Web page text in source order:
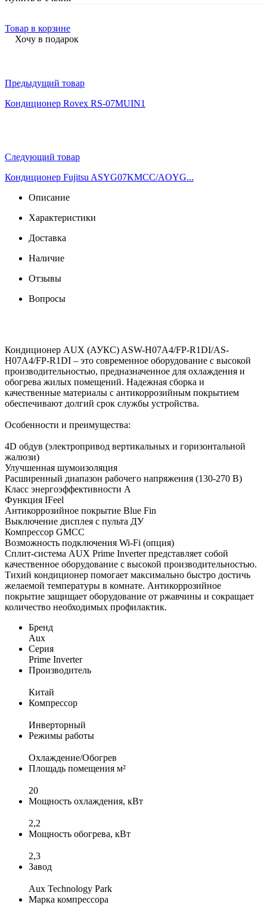
Товар в корзине
Хочу в подарок
Предыдущий товар
Кондиционер Rovex RS-07MUIN1
Следующий товар
Кондиционер Fujitsu ASYG07KMСС/AOYG...
Описание
Характеристики
Доставка
Наличие
Отзывы
Вопросы
Кондиционер AUX (АУКС) ASW-H07A4/FP-R1DI/AS-
H07A4/FP-R1DI – это современное оборудование с высокой
производительностью, предназначенное для охлаждения и
обогрева жилых помещений. Надежная сборка и
качественные материалы с антикоррозийным покрытием
обеспечивают долгий срок службы устройства.
Особенности и преимущества:
4D обдув (электропривод вертикальных и горизонтальной
жалюзи)
Улучшенная шумоизоляция
Расширенный диапазон рабочего напряжения (130-270 В)
Класс энергоэффективности А
Функция IFeel
Антикоррозийное покрытие Blue Fin
Выключение дисплея с пульта ДУ
Компрессор GMCC
Возможность подключения Wi-Fi (опция)
Сплит-система AUX Prime Inverter представляет собой
качественное оборудование с высокой производительностью.
Тихий кондиционер помогает максимально быстро достичь
желаемой температуры в комнате. Антикоррозийное
покрытие защищает оборудование от ржавчины и сокращает
количество необходимых профилактик.
Бренд
Aux
Серия
Prime Inverter
Производитель
Китай
Компрессор
Инверторный
Режимы работы
Охлаждение/Обогрев
Площадь помещения м²
20
Мощность охлаждения, кВт
2,2
Мощность обогрева, кВт
2,3
Завод
Aux Technology Park
Марка компрессора